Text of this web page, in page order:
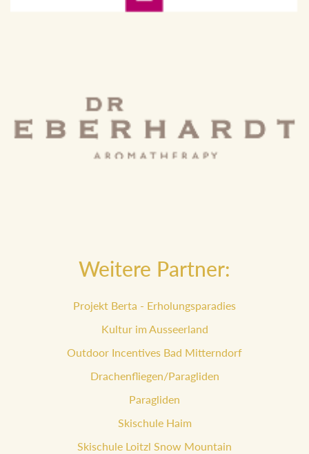
Weitere Partner:
Projekt Berta - Erholungsparadies
Kultur im Ausseerland
Outdoor Incentives Bad Mitterndorf
Drachenfliegen/Paragliden
Paragliden
Skischule Haim
Skischule Loitzl Snow Mountain